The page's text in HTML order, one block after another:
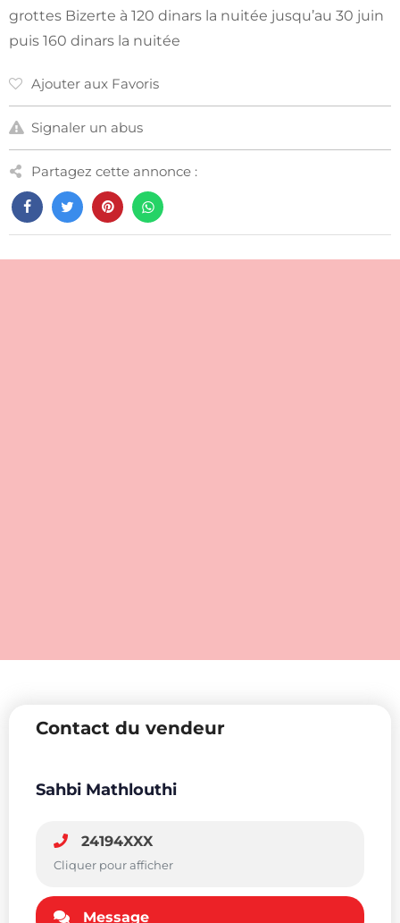
grottes Bizerte à 120 dinars la nuitée jusqu’au 30 juin
puis 160 dinars la nuitée
Ajouter aux Favoris
Signaler un abus
Partagez cette annonce :
Contact du vendeur
Sahbi Mathlouthi
24194XXX
Cliquer pour afficher
Message